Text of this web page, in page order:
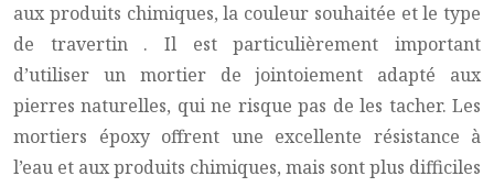
aux produits chimiques, la couleur souhaitée et le type
de travertin . Il est particulièrement important
d’utiliser un mortier de jointoiement adapté aux
pierres naturelles, qui ne risque pas de les tacher. Les
mortiers époxy offrent une excellente résistance à
l’eau et aux produits chimiques, mais sont plus difficiles